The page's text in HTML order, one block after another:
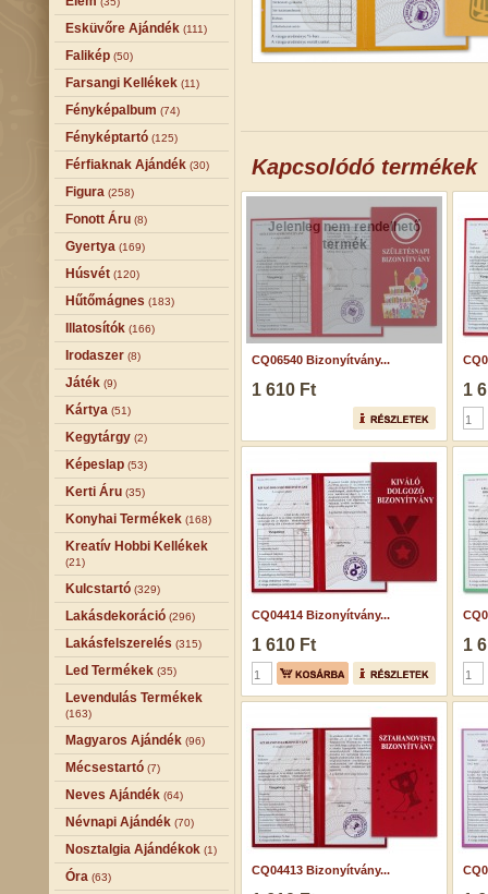
Esküvőre Ajándék (111)
Falikép (50)
Farsangi Kellékek (11)
Fényképalbum (74)
Fényképtartó (125)
Férfiaknak Ajándék (30)
Figura (258)
Fonott Áru (8)
Gyertya (169)
Húsvét (120)
Hűtőmágnes (183)
Illatosítók (166)
Irodaszer (8)
Játék (9)
Kártya (51)
Kegytárgy (2)
Képeslap (53)
Kerti Áru (35)
Konyhai Termékek (168)
Kreatív Hobbi Kellékek
(21)
Kulcstartó (329)
Lakásdekoráció (296)
Lakásfelszerelés (315)
Led Termékek (35)
Levendulás Termékek
(163)
Magyaros Ajándék (96)
Mécsestartó (7)
Neves Ajándék (64)
Névnapi Ajándék (70)
Nosztalgia Ajándékok (1)
Óra (63)
Kapcsolódó termékek
Jelenleg nem rendelhető
termék
CQ06540 Bizonyítvány...
1 610 Ft 1
CQ04414 Bizonyítvány...
1 610 Ft 1
CQ04413 Bizonyítvány...